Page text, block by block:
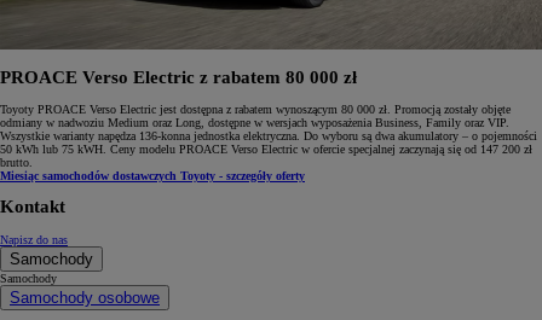
PROACE Verso Electric z rabatem 80 000 zł
Toyoty PROACE Verso Electric jest dostępna z rabatem wynoszącym 80 000 zł. Promocją zostały objęte
odmiany w nadwoziu Medium oraz Long, dostępne w wersjach wyposażenia Business, Family oraz VIP.
Wszystkie warianty napędza 136-konna jednostka elektryczna. Do wyboru są dwa akumulatory – o pojemności
50 kWh lub 75 kWH. Ceny modelu PROACE Verso Electric w ofercie specjalnej zaczynają się od 147 200 zł
brutto.
Miesiąc samochodów dostawczych Toyoty - szczegóły oferty
Kontakt
Napisz do nas
Samochody
Samochody
Samochody osobowe